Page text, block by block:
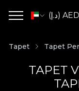
(د.إ) AED
Tapet Tapet
TAPET